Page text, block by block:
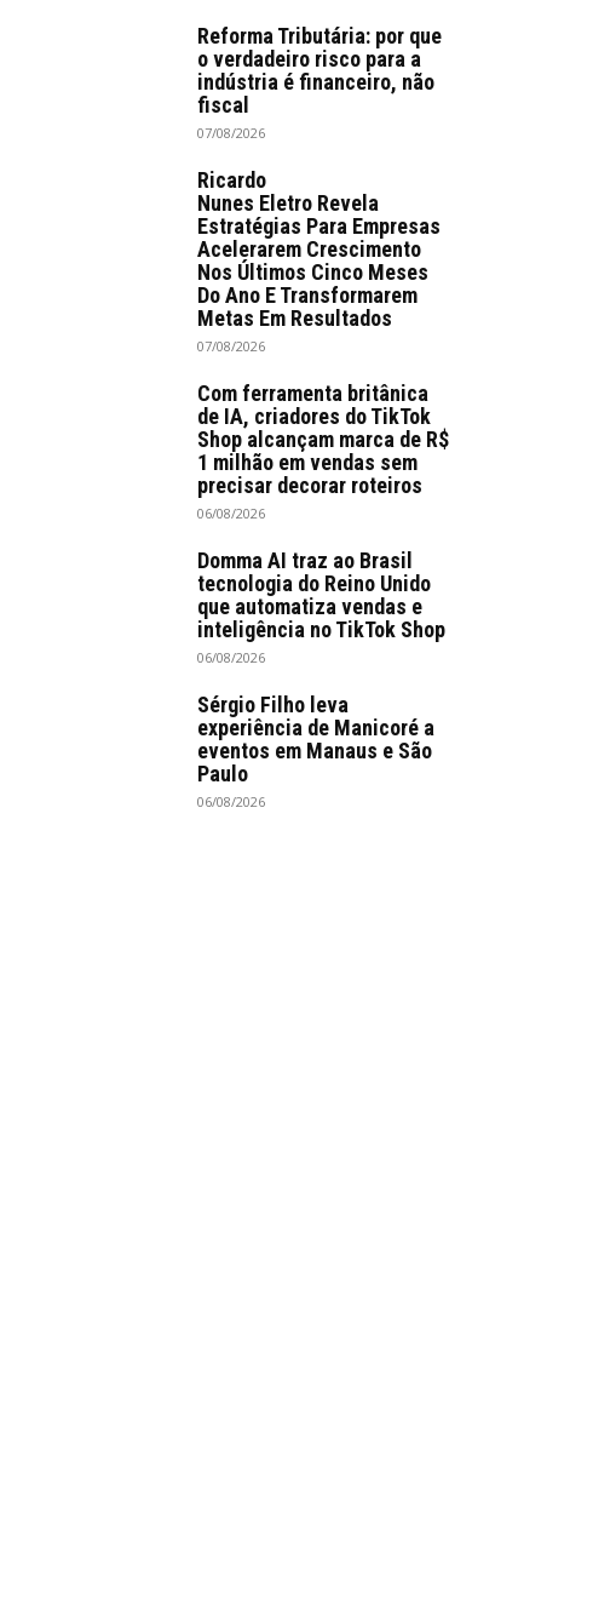
Reforma Tributária: por que
o verdadeiro risco para a
indústria é financeiro, não
fiscal
07/08/2026
Ricardo
Nunes Eletro Revela
Estratégias Para Empresas
Acelerarem Crescimento
Nos Últimos Cinco Meses
Do Ano E Transformarem
Metas Em Resultados
07/08/2026
Com ferramenta britânica
de IA, criadores do TikTok
Shop alcançam marca de R$
1 milhão em vendas sem
precisar decorar roteiros
06/08/2026
Domma AI traz ao Brasil
tecnologia do Reino Unido
que automatiza vendas e
inteligência no TikTok Shop
06/08/2026
Sérgio Filho leva
experiência de Manicoré a
eventos em Manaus e São
Paulo
06/08/2026